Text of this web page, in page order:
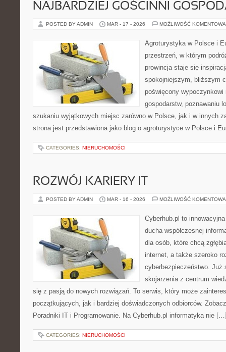
NAJBARDZIEJ GOŚCINNI
POSTED BY ADMIN MAR - 17 - 2026 MOŻLIWOŚĆ
Agroturystyka w Polsce i
przestrzeń, w którym
prowincja staje się
spokojniejszym, bliższym
poświęcony wypoczynkowi
gospodarstw, poznawaniu
szukaniu wyjątkowych miejsc zarówno w Polsce, jak i w innych
strona jest przedstawiona jako blog o agroturystyce w Polsce i
CATEGORIES: NIERUCHOMOŚCI
ROZWÓJ KARIERY IT
POSTED BY ADMIN MAR - 16 - 2026 MOŻLIWOŚĆ
Cyberhub.pl to
ducha współczesnej
dla osób, które chcą
internet, a także szeroko
cyberbezpieczeństwo. Już
skojarzenia z centrum
się z pasją do nowych rozwiązań. To serwis, który może
początkujących, jak i bardziej doświadczonych odbiorców.
Poradniki IT i Programowanie. Na Cyberhub.pl informatyka nie
CATEGORIES: NIERUCHOMOŚCI